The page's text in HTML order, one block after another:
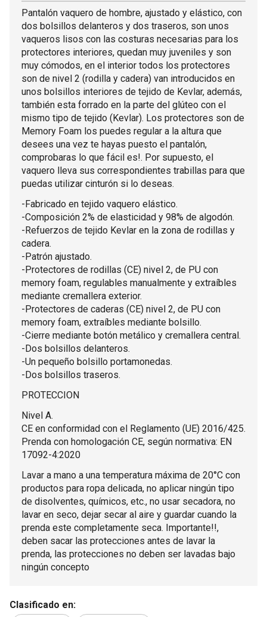
Pantalón vaquero de hombre, ajustado y elástico, con
dos bolsillos delanteros y dos traseros, son unos
vaqueros lisos con las costuras necesarias para los
protectores interiores, quedan muy juveniles y son
muy cómodos, en el interior todos los protectores
son de nivel 2 (rodilla y cadera) van introducidos en
unos bolsillos interiores de tejido de Kevlar, además,
también esta forrado en la parte del glúteo con el
mismo tipo de tejido (Kevlar). Los protectores son de
Memory Foam los puedes regular a la altura que
desees una vez te hayas puesto el pantalón,
comprobaras lo que fácil es!. Por supuesto, el
vaquero lleva sus correspondientes trabillas para que
puedas utilizar cinturón si lo deseas.
-Fabricado en tejido vaquero elástico.
-Composición 2% de elasticidad y 98% de algodón.
-Refuerzos de tejido Kevlar en la zona de rodillas y
cadera.
-Patrón ajustado.
-Protectores de rodillas (CE) nivel 2, de PU con
memory foam, regulables manualmente y extraíbles
mediante cremallera exterior.
-Protectores de caderas (CE) nivel 2, de PU con
memory foam, extraíbles mediante bolsillo.
-Cierre mediante botón metálico y cremallera central.
-Dos bolsillos delanteros.
-Un pequeño bolsillo portamonedas.
-Dos bolsillos traseros.
PROTECCION
Nivel A.
CE en conformidad con el Reglamento (UE) 2016/425.
Prenda con homologación CE, según normativa: EN
17092-4:2020
Lavar a mano a una temperatura máxima de 20°C con
productos para ropa delicada, no aplicar ningún tipo
de disolventes, químicos, etc., no usar secadora, no
lavar en seco, dejar secar al aire y guardar cuando la
prenda este completamente seca. Importante!!,
deben sacar las protecciones antes de lavar la
prenda, las protecciones no deben ser lavadas bajo
ningún concepto
Clasificado en: